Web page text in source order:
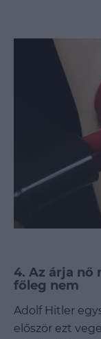
4. Az árja nő
főleg nem
Adolf Hitler
először ezt